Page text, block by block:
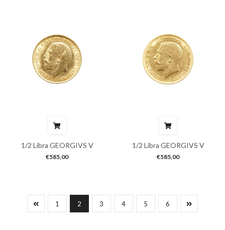
1/2 Libra GEORGIVS V
€585,00
1/2 Libra GEORGIVS V
€585,00
1 2 3 4 5 6